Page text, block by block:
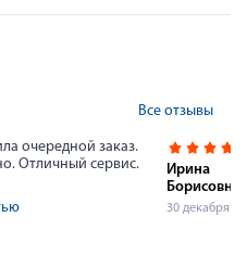
Все отзывы
очередной заказ.
Отличный сервис.
Ирина
Борисовна
30 декабря